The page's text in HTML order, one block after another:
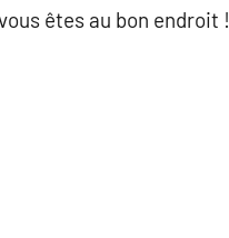
êtes au bon endroit !